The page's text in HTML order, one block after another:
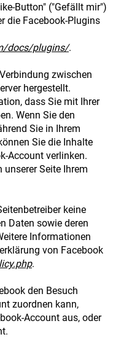
Button" ("Gefällt mir")
die Facebook-Plugins
docs/plugins/.
zwischen
hergestellt.
dass Sie mit Ihrer
Wenn Sie den
Sie in Ihrem
Sie die Inhalte
Account verlinken.
Seite Ihrem
keine
Daten sowie deren
Informationen
von Facebook
.
den Besuch
zuordnen kann,
Account aus, oder